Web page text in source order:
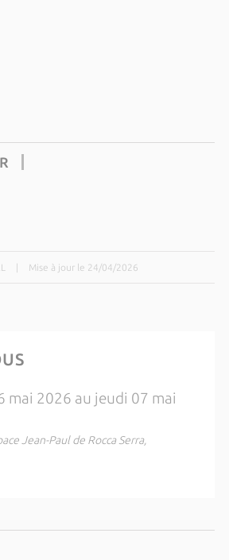
Mise à jour le 24/04/2026
mai 2026 au jeudi 07 mai
Jean-Paul de Rocca Serra,